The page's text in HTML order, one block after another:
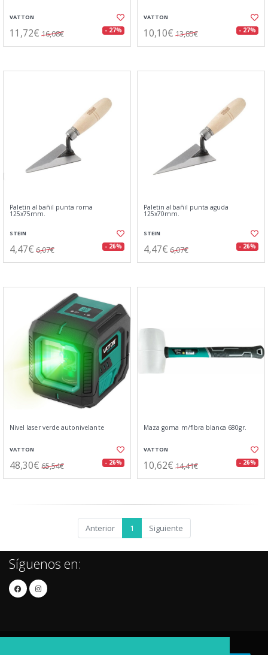
VATTON
11,72€ 16,08€ - 27%
VATTON
10,10€ 13,85€ - 27%
Paletin albañil punta roma
125x75mm.
STEIN
4,47€ 6,07€ - 26%
Paletin albañil punta aguda
125x70mm.
STEIN
4,47€ 6,07€ - 26%
Nivel laser verde autonivelante
VATTON
48,30€ 65,54€ - 26%
Maza goma m/fibra blanca 680gr.
VATTON
10,62€ 14,41€ - 26%
Anterior 1 Siguiente
Síguenos en: